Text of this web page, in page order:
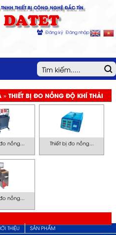
THIẾT BỊ CÔNG NGHỆ ĐẮC TÍN
DATET
Đăng ký Đăng nhập
» THIẾT BỊ ĐO NỒNG ĐỘ KHÍ THẢI
nồng... Thiết bị đo nồng...
nồng...
THIỆU SẢN PHẨM